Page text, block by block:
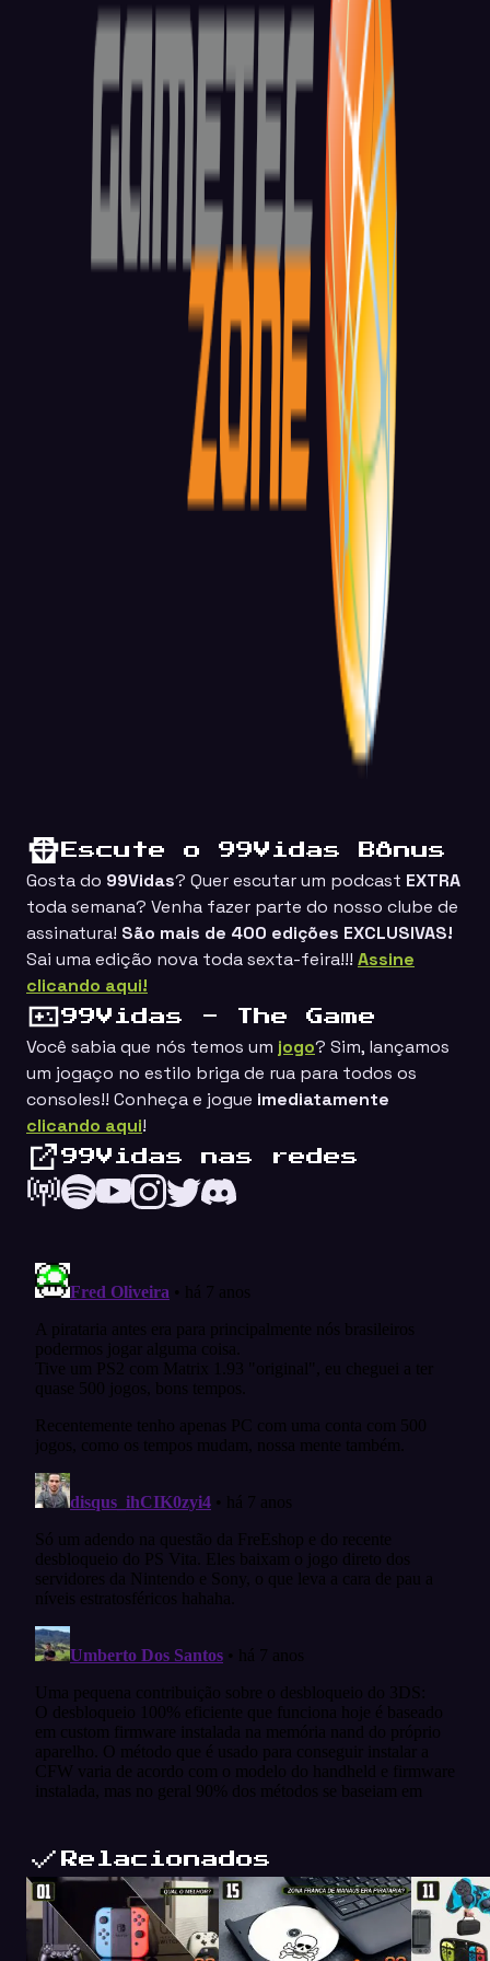
Escute o 99Vidas Bônus
Gosta do 99Vidas? Quer escutar um podcast EXTRA
toda semana? Venha fazer parte do nosso clube de
assinatura! São mais de 400 edições EXCLUSIVAS!
Sai uma edição nova toda sexta-feira!!! Assine
clicando aqui!
99Vidas - The Game
Você sabia que nós temos um jogo? Sim, lançamos
um jogaço no estilo briga de rua para todos os
consoles!! Conheça e jogue imediatamente
clicando aqui!
99Vidas nas redes
Relacionados